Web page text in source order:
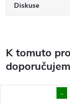
Diskuse
K tomuto
..